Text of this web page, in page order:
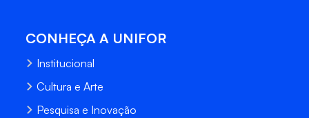
CONHEÇA A UNIFOR
Institucional
Cultura e Arte
Pesquisa e Inovação